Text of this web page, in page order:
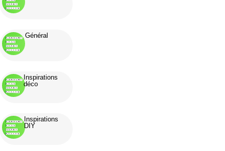
Général
Inspirations
déco
Inspirations
DIY